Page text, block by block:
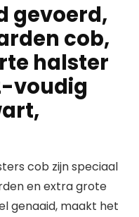
gevoerd,
cob,
halster
voudig
cob zijn speciaal
en extra grote
genaaid, maakt het